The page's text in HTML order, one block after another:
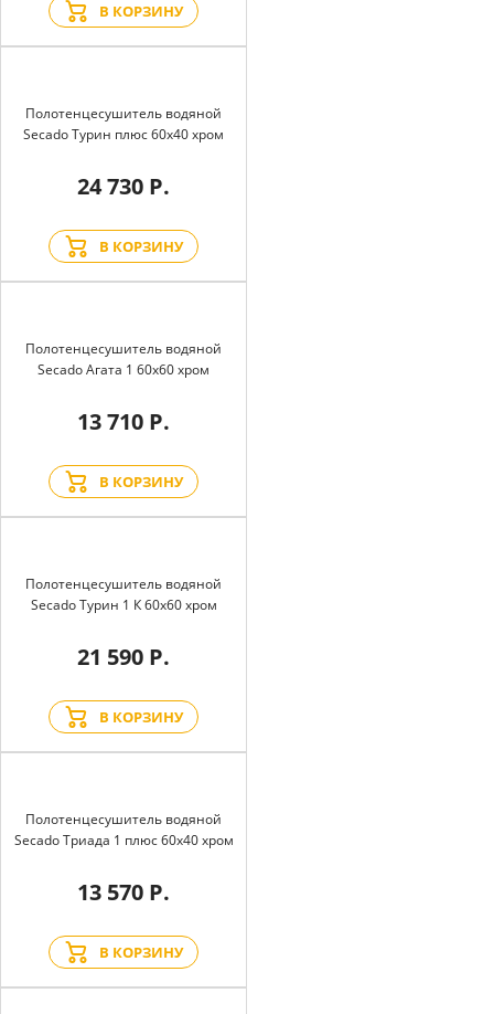
В КОРЗИНУ
Полотенцесушитель водяной
Secado Турин плюс 60x40 хром
24 730 Р.
В КОРЗИНУ
Полотенцесушитель водяной
Secado Агата 1 60x60 хром
13 710 Р.
В КОРЗИНУ
Полотенцесушитель водяной
Secado Турин 1 К 60x60 хром
21 590 Р.
В КОРЗИНУ
Полотенцесушитель водяной
Secado Триада 1 плюс 60x40 хром
13 570 Р.
В КОРЗИНУ